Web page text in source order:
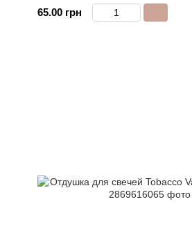
65.00 грн